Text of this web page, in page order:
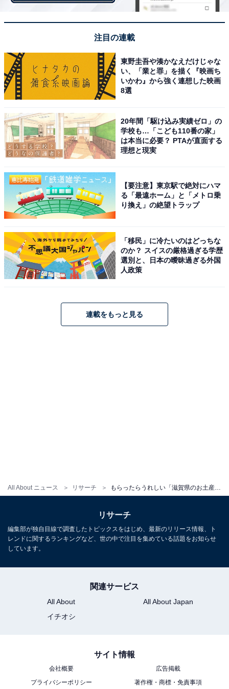
All About ニュース リサーチ
クセントになり、重すぎないのでいくらでも食べられて
しまいます」（40代男性／宮城県）といった声がありま
※回答者のコメントは原文ママです
※記事内容は執筆時点のものです。最新の内容をご確認
ください
次ページ
9位までの全ランキング結果を見
る
注目の連載
東野圭吾や湊かなえだけじゃな
い、「業と罪」を描く『映画ち
いかわ』から強く連想した映画
8選
20年間「駆け込み実績ゼロ」の
学校も…「こども110番の家」
は本当に必要？ PTAが直面する
理想と現実
【要注意】東京駅で絶対にハマ
る「最遠ホーム」と「メトロ乗
り換え」の絶望トラップ
「移民」に冷たいのはどっちな
のか？ スイスの厳格過ぎる学歴
選別と、日本の曖昧過ぎる外国
人政策
連載をもっと見る
リサーチ
編集部が独自目線で調査したトピックスをはじめ、最新のリリース情報、ト
レンドに関するランキングなど、世の中で注目を集めている話題をお知らせ
しています。
関連サービス
All About
All About Japan
イチオシ
サイト情報
会社概要
広告掲載
プライバシーポリシー
著作権・商標・免責事項